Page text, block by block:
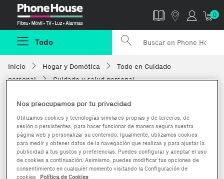
0
Todo
Inicio Hogar y Domótica
Todo en Cuidado
personal
Cuidado y salud personal
Nos preocupamos por tu privacidad
Utilizamos cookies y tecnologías similares propias y de terceros, de
sesión o persistentes, para hacer funcionar de manera segura nuestra
página web y personalizar su contenido. Igualmente, utilizamos cookies
para medir y obtener datos de la navegación que realizas y para ajustar la
publicidad a tus gustos y preferencias. Puedes configurar y aceptar el uso
de cookies a continuación. Asimismo, puedes modificar tus opciones de
consentimiento en cualquier momento visitando la Configuración de
cookies
Política de Cookies